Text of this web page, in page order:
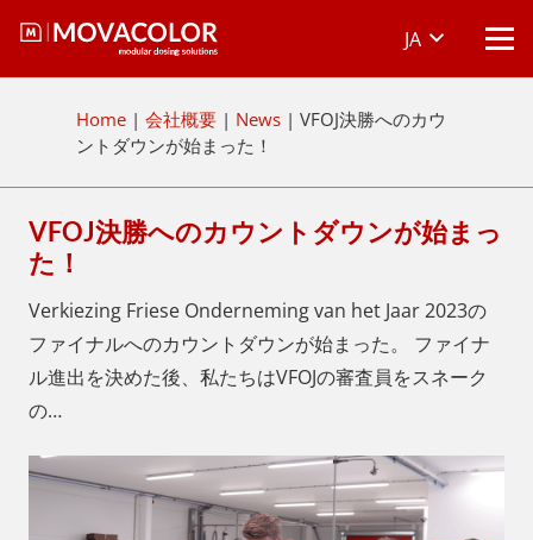
JA
Home | 会社概要 | News | VFOJ決勝へのカウ
ントダウンが始まった！
VFOJ決勝へのカウントダウンが始まっ
た！
Verkiezing Friese Onderneming van het Jaar 2023の
ファイナルへのカウントダウンが始まった。 ファイナ
ル進出を決めた後、私たちはVFOJの審査員をスネーク
の…